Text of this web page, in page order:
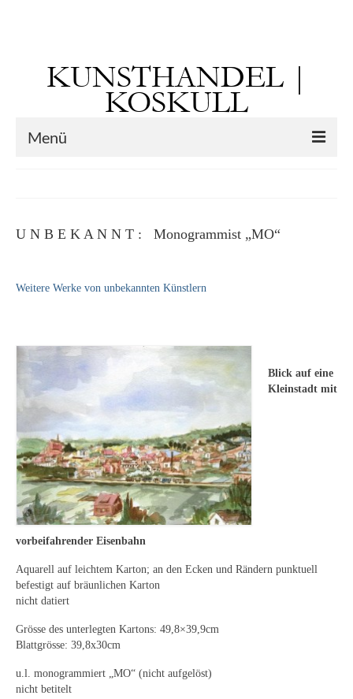
KUNSTHANDEL |
KOSKULL
Menü
– 02.06.1851 ebd.)
Leonhard Heinrich Hessel
George Paice
Ludwig Martin Wilberg
Weitere Künstler nach 1945
Kunst 1900-1945
Ernst Geitlinger
Wilhelm von Hillern-Flinsch
Karl Otto Hy
U N B E K A N N T : Monogrammist „MO“
Weitere Werke von unbekannten Künstlern
Blick auf eine
Kleinstadt mit
vorbeifahrender Eisenbahn
Aquarell auf leichtem Karton; an den Ecken und Rändern punktuell
befestigt auf bräunlichen Karton
nicht datiert
Grösse des unterlegten Kartons: 49,8×39,9cm
Blattgrösse: 39,8x30cm
u.l. monogrammiert „MO“ (nicht aufgelöst)
nicht betitelt